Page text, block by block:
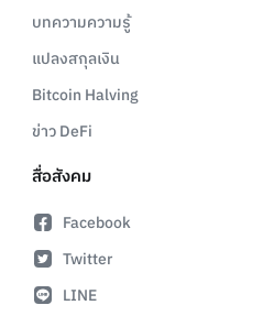
บทความความรู้
แปลงสกุลเงิน
Bitcoin Halving
ข่าว DeFi
สื่อสังคม
Facebook
Twitter
LINE